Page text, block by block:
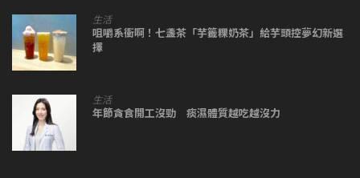
生活
咀嚼系衝啊！七盞茶「芋籤粿奶茶」給芋頭控夢幻新選
擇
生活
年節貪食開工沒勁 痰濕體質越吃越沒力